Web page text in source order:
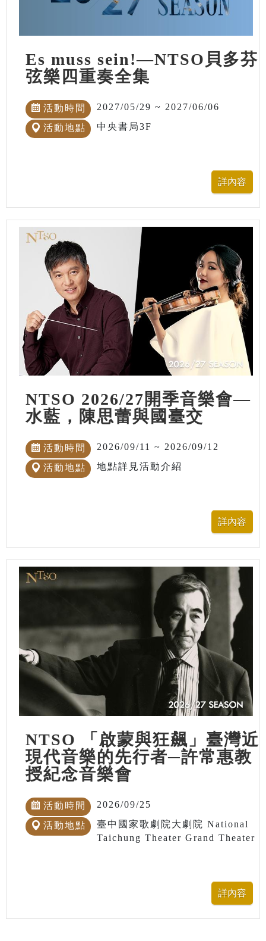
Es muss sein!—NTSO貝多芬
弦樂四重奏全集
活動時間 2027/05/29 ~ 2027/06/06
活動地點 中央書局3F
NTSO 2026/27開季音樂會—
水藍，陳思蕾與國臺交
活動時間 2026/09/11 ~ 2026/09/12
活動地點 地點詳見活動介紹
NTSO 「啟蒙與狂飆」臺灣近
現代音樂的先行者─許常惠教
授紀念音樂會
活動時間 2026/09/25
活動地點
臺中國家歌劇院大劇院 National
Taichung Theater Grand Theater